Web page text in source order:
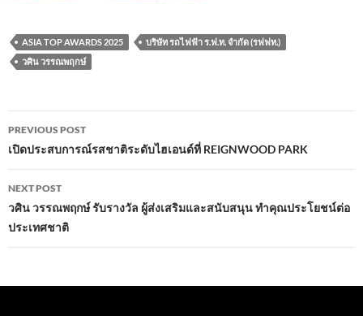
e
b
o
k
itt
er
ail at
s
p
p
e ar
e
ASIA TOP AWARDS 2025
บริษัท รถไฟฟ้า ร.ฟ.ท. จำกัด (รฟฟท.)
วศิน วรรณพฤกษ์
Post
navigation
PREVIOUS POST
เปิดประสบการณ์รสชาติระดับไฮเอนด์ที่ REIGNWOOD PARK
NEXT POST
วศิน วรรณพฤกษ์ รับรางวัล ผู้ส่งเสริมและสนับสนุน ทำคุณประโยชน์ต่อ
ประเทศชาติ